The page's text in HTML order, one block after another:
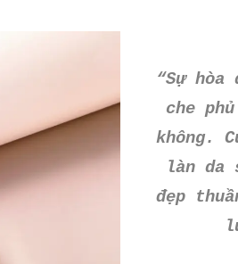
“Sự
che
không.
làn da
đẹp